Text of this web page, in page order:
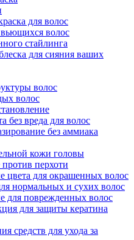
для волос
волос
стайлинга
для сияния ваших
волос
волос
без вреда для волос
без аммиака
кожи головы
перхоти
цвета для окрашенных волос
нормальных и сухих волос
для поврежденных волос
для защиты кератина
средств для ухода за